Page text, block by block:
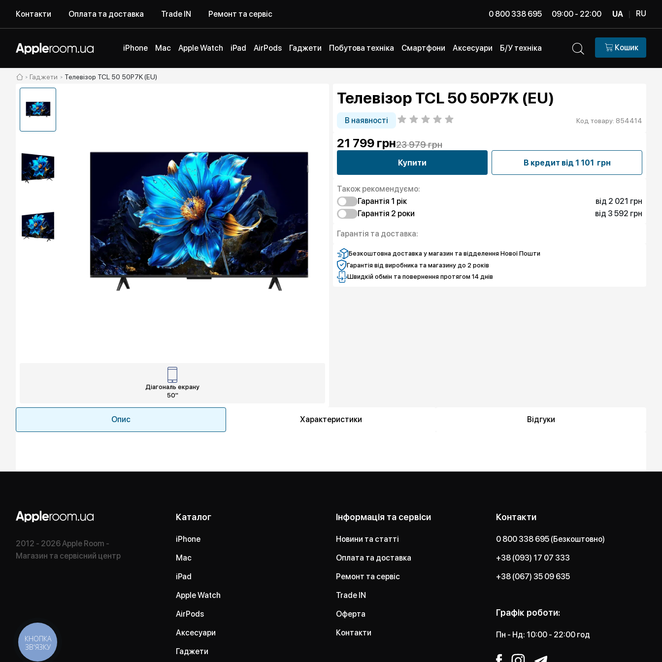
Контакти Оплата та доставка Trade IN Ремонт та сервіс 0 800 338 695 09:00 - 22:00 UA | RU
iPhone Mac Apple Watch iPad AirPods Гаджети Побутова техніка Смартфони Аксесуари Б/У техніка Кошик
Гаджети Телевізор TCL 50 50P7K (EU)
Діагональ екрану
50"
Телевізор TCL 50 50P7K (EU)
В наявності Код товару: 854414
21 799 грн23 979 грн
Купити В кредит від 1 101 грн
Також рекомендуємо:
Гарантія 1 рік
від 2 021 грн
Захист від браку
2 021 грн
Гарантія 2 роки
від 3 592 грн
Захист екрану
Гарантія та доставка:
Безкоштовна доставка у магазин та відделення Нової Пошти
Гарантія від виробника та магазину до 2 років
Швидкій обмін та повернення протягом 14 днів
Опис Характеристики Відгуки
2012 - 2026 Apple Room -
Магазин та сервісний центр
Каталог
iPhone
Mac
iPad
Apple Watch
AirPods
Аксесуари
Гаджети
Інформація та сервіси
Новини та статті
Оплата та доставка
Ремонт та сервіс
Trade IN
Оферта
Контакти
Контакти
0 800 338 695 (Безкоштовно)
+38 (093) 17 07 333
+38 (067) 35 09 635
Графік роботи:
Пн - Нд: 10:00 - 22:00 год
КНОПКА
ЗВ'ЯЗКУ